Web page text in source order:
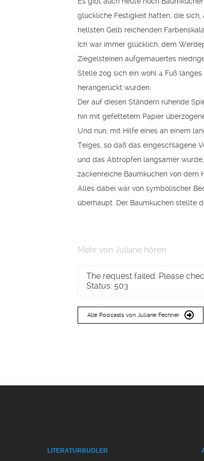
glückliche Festigkeit hatten, die
hellsten Gelb reichenden Farbenskala.
Ich war immer glücklich, dem
Ziegelsteinen aufgemauertes
Stelle zog sich ein wohl 4 Fuß
herangerückt wurden.
Der auf diesen Ständern ruhende
hin mit gefettetem Papier
Und nun, mit Hilfe eines an einem
Teiges, so daß das eingeschlagene
und das Abtropfen langsamer
zackenreiche Baumkuchen von dem
Alles dabei war von symbolischer
überhaupt. Der Baumkuchen stellte
Mehr von Juliane hören
The request failed. Please
Status: 503
Alle Podcasts von Juliane Fechner
LITERATURBUDLER